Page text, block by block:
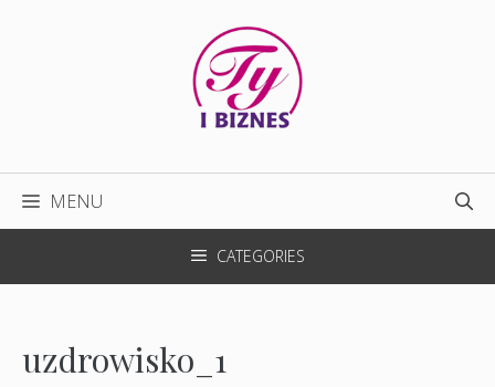
MENU
CATEGORIES
uzdrowisko_1